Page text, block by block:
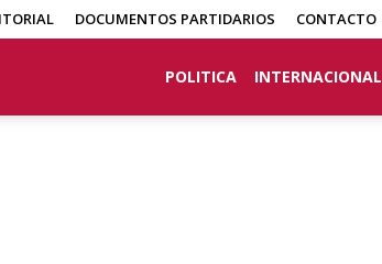
DOCUMENTOS PARTIDARIOS CONTACTO
POLITICA INTERNACIONAL